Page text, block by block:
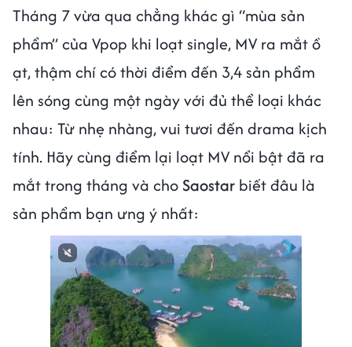
Tháng 7 vừa qua chẳng khác gì “mùa sản
phẩm” của Vpop khi loạt single, MV ra mắt ồ
ạt, thậm chí có thời điểm đến 3,4 sản phẩm
lên sóng cùng một ngày với đủ thể loại khác
nhau: Từ nhẹ nhàng, vui tươi đến drama kịch
tính. Hãy cùng điểm lại loạt MV nổi bật đã ra
mắt trong tháng và cho Saostar biết đâu là
sản phẩm bạn ưng ý nhất: